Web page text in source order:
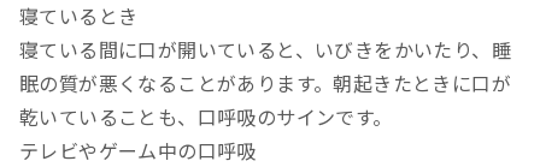
寝ているとき
寝ている間に口が開いていると、いびきをかいたり、睡
眠の質が悪くなることがあります。朝起きたときに口が
乾いていることも、口呼吸のサインです。
テレビやゲーム中の口呼吸